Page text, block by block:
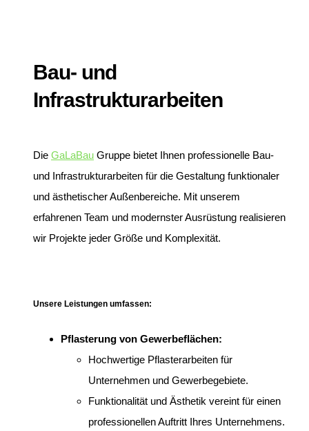
Bau- und
Infrastrukturarbeiten
Die GaLaBau Gruppe bietet Ihnen professionelle Bau-
und Infrastrukturarbeiten für die Gestaltung funktionaler
und ästhetischer Außenbereiche. Mit unserem
erfahrenen Team und modernster Ausrüstung realisieren
wir Projekte jeder Größe und Komplexität.
Unsere Leistungen umfassen:
Pflasterung von Gewerbeflächen:
Hochwertige Pflasterarbeiten für
Unternehmen und Gewerbegebiete.
Funktionalität und Ästhetik vereint für einen
professionellen Auftritt Ihres Unternehmens.